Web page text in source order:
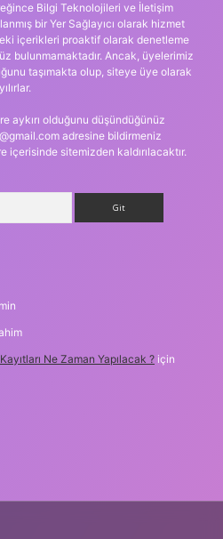
Bilgi Teknolojileri ve İletişim
bir Yer Sağlayıcı olarak hizmet
içerikleri proaktif olarak denetleme
bulunmamaktadır. Ancak, üyelerimiz
taşımakta olup, siteye üye olarak
aykırı olduğunu düşündüğünüz
adresine bildirmeniz
içerisinde sitemizden kaldırılacaktır.
Ne Zaman Yapılacak ? için